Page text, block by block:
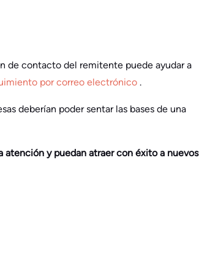
de contacto del remitente puede ayudar a
por correo electrónico .
deberían poder sentar las bases de una
y puedan atraer con éxito a nuevos